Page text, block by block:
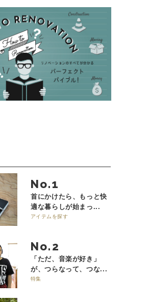
No.
首にかけたら、もっと快
適な暮らしが始まっ...
アイテムを探す
No.
「ただ、音楽が好き」
が、つらなって、つな...
特集